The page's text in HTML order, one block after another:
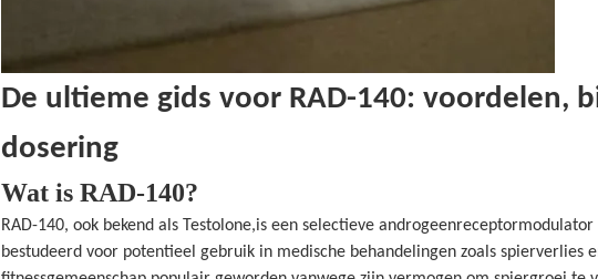
De ultieme gids voor RAD-140: voordelen,
dosering
Wat is RAD-140?
RAD-140, ook bekend als Testolone,is een selectieve
bestudeerd voor potentieel gebruik in medische behandelingen zoals spierverlies